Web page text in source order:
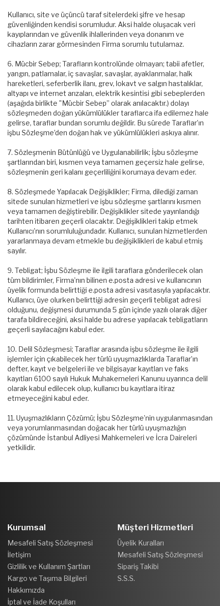
Kullanıcı, site ve üçüncü taraf sitelerdeki şifre ve hesap
güvenliğinden kendisi sorumludur. Aksi halde oluşacak veri
kayıplarından ve güvenlik ihlallerinden veya donanım ve
cihazların zarar görmesinden Firma sorumlu tutulamaz.
6. Mücbir Sebep; Tarafların kontrolünde olmayan; tabii afetler,
yangın, patlamalar, iç savaşlar, savaşlar, ayaklanmalar, halk
hareketleri, seferberlik ilanı, grev, lokavt ve salgın hastalıklar,
altyapı ve internet arızaları, elektrik kesintisi gibi sebeplerden
(aşağıda birlikte "Mücbir Sebep” olarak anılacaktır.) dolayı
sözleşmeden doğan yükümlülükler taraflarca ifa edilemez hale
gelirse, taraflar bundan sorumlu değildir. Bu sürede Taraflar’ın
işbu Sözleşme’den doğan hak ve yükümlülükleri askıya alınır.
7. Sözleşmenin Bütünlüğü ve Uygulanabilirlik; İşbu sözleşme
şartlarından biri, kısmen veya tamamen geçersiz hale gelirse,
sözleşmenin geri kalanı geçerliliğini korumaya devam eder.
8. Sözleşmede Yapılacak Değişiklikler; Firma, dilediği zaman
sitede sunulan hizmetleri ve işbu sözleşme şartlarını kısmen
veya tamamen değiştirebilir. Değişiklikler sitede yayınlandığı
tarihten itibaren geçerli olacaktır. Değişiklikleri takip etmek
Kullanıcı’nın sorumluluğundadır. Kullanıcı, sunulan hizmetlerden
yararlanmaya devam etmekle bu değişiklikleri de kabul etmiş
sayılır.
9. Tebligat; İşbu Sözleşme ile ilgili taraflara gönderilecek olan
tüm bildirimler, Firma’nın bilinen e.posta adresi ve kullanıcının
üyelik formunda belirttiği e.posta adresi vasıtasıyla yapılacaktır.
Kullanıcı, üye olurken belirttiği adresin geçerli tebligat adresi
olduğunu, değişmesi durumunda 5 gün içinde yazılı olarak diğer
tarafa bildireceğini, aksi halde bu adrese yapılacak tebligatların
geçerli sayılacağını kabul eder.
10. Delil Sözleşmesi; Taraflar arasında işbu sözleşme ile ilgili
işlemler için çıkabilecek her türlü uyuşmazlıklarda Taraflar’ın
defter, kayıt ve belgeleri ile ve bilgisayar kayıtları ve faks
kayıtları 6100 sayılı Hukuk Muhakemeleri Kanunu uyarınca delil
olarak kabul edilecek olup, kullanıcı bu kayıtlara itiraz
etmeyeceğini kabul eder.
11. Uyuşmazlıkların Çözümü; İşbu Sözleşme’nin uygulanmasından
veya yorumlanmasından doğacak her türlü uyuşmazlığın
çözümünde İstanbul Adliyesi Mahkemeleri ve İcra Daireleri
yetkilidir.
Kurumsal
Mesafeli Satış Sözleşmesi
İletişim
Gizlilik ve Kullanım Şartları
Kargo ve Taşıma Bilgileri
Hakkımızda
İptal ve İade Koşulları
Müşteri Hizmetleri
Üyelik Kuralları
Mesafeli Satış Sözleşmesi
Sipariş Takibi
S.S.S.